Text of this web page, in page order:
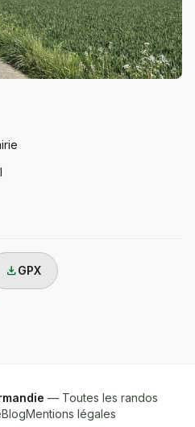
downloadGPX
— Toutes les randos
BlogMentions légales